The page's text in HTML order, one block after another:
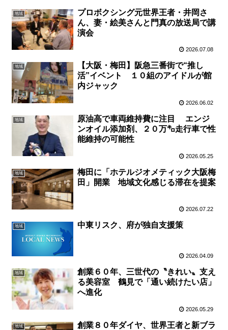
地域
プロボクシング元世界王者・井岡さ
ん、妻・絵美さんと門真の放送局で講
演会
2026.07.08
地域
【大阪・梅田】阪急三番街で“推し
活”イベント １０組のアイドルが館
内ジャック
2026.06.02
地域
原油高で車両維持費に注目 エンジ
ンオイル添加剤、２０万㌔走行車で性
能維持の可能性
2026.05.25
地域
梅田に「ホテルジオメティック大阪梅
田」開業 地域文化感じる滞在を提案
2026.07.22
地域 中東リスク、府が独自支援策
2026.04.09
地域
創業６０年、三世代の〝きれい〟支え
る美容室 鶴見で「通い続けたい店」
へ進化
2026.05.29
地域
創業８０年ダイヤ、世界王者と新ブラ